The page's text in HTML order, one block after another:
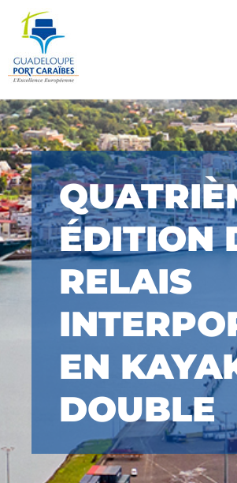
ÉDITION
RELAIS
EN
DOUBLE